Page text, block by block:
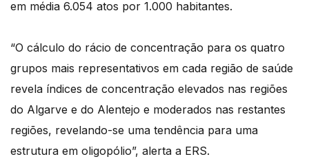
em média 6.054 atos por 1.000 habitantes.
“O cálculo do rácio de concentração para os quatro
grupos mais representativos em cada região de saúde
revela índices de concentração elevados nas regiões
do Algarve e do Alentejo e moderados nas restantes
regiões, revelando-se uma tendência para uma
estrutura em oligopólio”, alerta a ERS.